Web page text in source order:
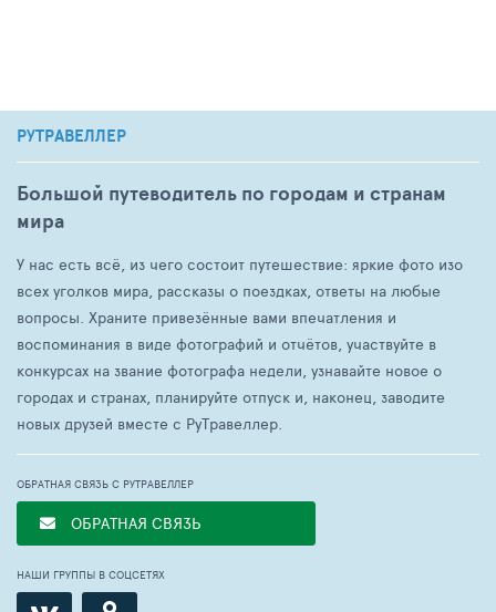
РУТРАВЕЛЛЕР
Большой путеводитель по городам и странам
мира
У нас есть всё, из чего состоит путешествие: яркие фото изо
всех уголков мира, рассказы о поездках, ответы на любые
вопросы. Храните привезённые вами впечатления и
воспоминания в виде фотографий и отчётов, участвуйте в
конкурсах на звание фотографа недели, узнавайте новое о
городах и странах, планируйте отпуск и, наконец, заводите
новых друзей вместе с РуТравеллер.
ОБРАТНАЯ СВЯЗЬ С РУТРАВЕЛЛЕР
ОБРАТНАЯ СВЯЗЬ
НАШИ ГРУППЫ В СОЦСЕТЯХ